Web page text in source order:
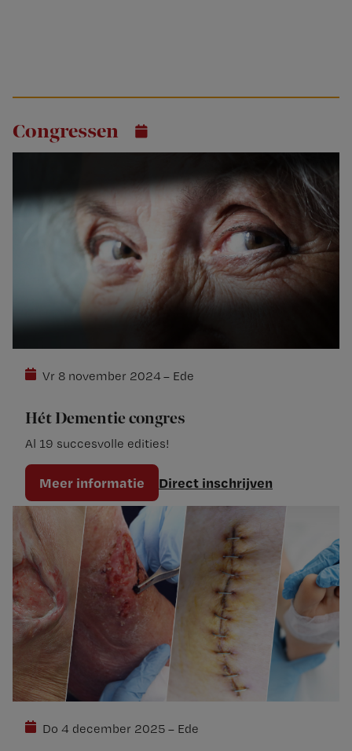
Congressen
Vr 8 november 2024 – Ede
Hét Dementie congres
Al 19 succesvolle edities!
Meer informatie Direct inschrijven
Do 4 december 2025 – Ede